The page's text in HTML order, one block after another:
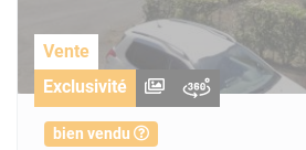
Vente
Exclusivité
bien vendu